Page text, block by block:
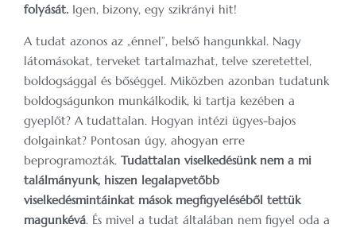
folyását. Igen, bizony, egy szikrányi hit!
A tudat azonos az „énnel”, belső hangunkkal. Nagy
látomásokat, terveket tartalmazhat, telve szeretettel,
boldogsággal és bőséggel. Miközben azonban tudatunk
boldogságunkon munkálkodik, ki tartja kezében a
gyeplőt? A tudattalan. Hogyan intézi ügyes-bajos
dolgainkat? Pontosan úgy, ahogyan erre
beprogramozták. Tudattalan viselkedésünk nem a mi
találmányunk, hiszen legalapvetőbb
viselkedésmintáinkat mások megfigyeléséből tettük
magunkévá. És mivel a tudat általában nem figyel oda a